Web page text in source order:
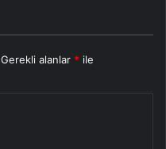
Gerekli alanlar * ile